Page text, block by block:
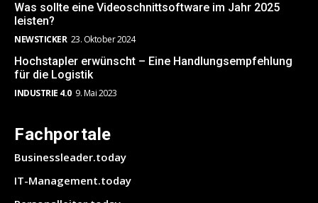
Was sollte eine Videoschnittsoftware im Jahr 2025
leisten?
NEWSTICKER 23. Oktober 2024
Hochstapler erwünscht – Eine Handlungsempfehlung
für die Logistik
INDUSTRIE 4.0 9. Mai 2023
Fachportale
Businessleader.today
IT-Management.today